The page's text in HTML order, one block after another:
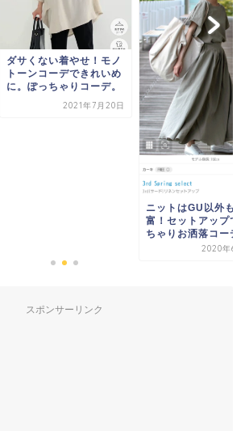
ダサくない着やせ！モノ
トーンコーデできれいめ
に。ぽっちゃりコーデ。
2021年7月20日
ニットはGU以外も豊
富！セットアップで
ちゃりお洒落コーデ
2020年6
スポンサーリンク